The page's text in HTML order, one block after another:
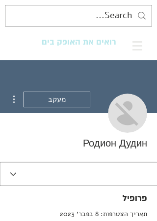
רואים את האופק בים
מעקב
Родион Дудин
פרופיל
תאריך הצטרפות: 8 בפבר׳ 2023